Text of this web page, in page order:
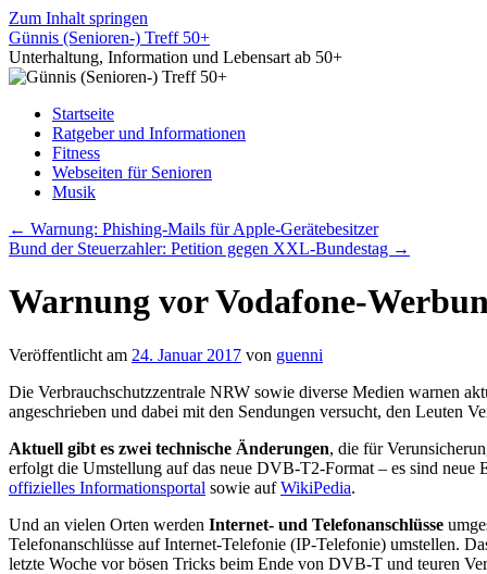
Zum Inhalt springen
Günnis (Senioren-) Treff 50+
Unterhaltung, Information und Lebensart ab 50+
Startseite
Ratgeber und Informationen
Fitness
Webseiten für Senioren
Musik
← Warnung: Phishing-Mails für Apple-Gerätebesitzer
Bund der Steuerzahler: Petition gegen XXL-Bundestag →
Warnung vor Vodafone-
Veröffentlicht am 24. Januar 2017 von guenni
Die Verbrauchschutzzentrale NRW sowie diverse Medien warnen
angeschrieben und dabei mit den Sendungen versucht, den Leuten
Aktuell gibt es zwei technische Änderungen, die für
erfolgt die Umstellung auf das neue DVB-T2-Format – es sind
offizielles Informationsportal sowie aufWikiPedia.
Und an vielen Orten werden Internet- und Telefonanschlüsse
Telefonanschlüsse auf Internet-Telefonie (IP-Telefonie) umstellen.
letzte Woche vor bösen Tricks beim Ende von DVB-T und teuren